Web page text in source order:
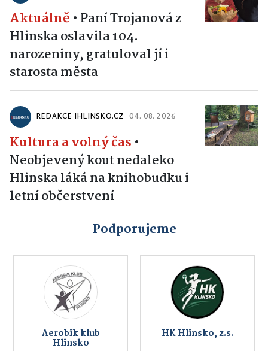
Aktuálně • Paní Trojanová z
Hlinska oslavila 104.
narozeniny, gratuloval jí i
starosta města
REDAKCE IHLINSKO.CZ 04. 08. 2026
Kultura a volný čas •
Neobjevený kout nedaleko
Hlinska láká na knihobudku i
letní občerstvení
Podporujeme
Aerobik klub
Hlinsko
HK Hlinsko, z.s.